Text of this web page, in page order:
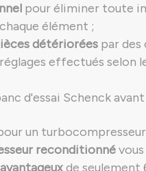
pour éliminer toute
élément ;
détériorées par des
effectués selon
d'essai Schenck
un
reconditionné
de